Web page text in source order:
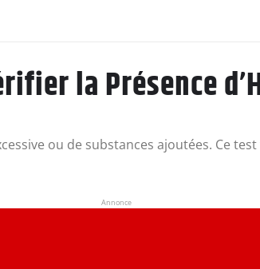
la Présence
ou de substances ajoutées. Ce
Annonce